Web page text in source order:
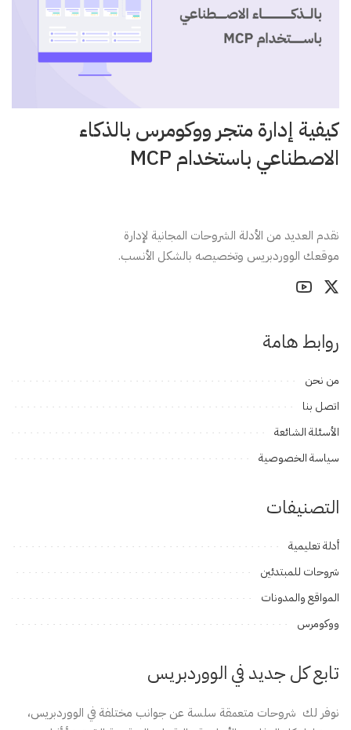
كيفية إدارة متجر ووكومرس بالذكاء
الاصطناعي باستخدام MCP
نقدم العديد من الأدلة الشروحات المجانية لإدارة
موقعك الووردبريس وتخصيصه بالشكل الأنسب.
روابط هامة
من نحن
اتصل بنا
الأسئلة الشائعة
سياسة الخصوصية
التصنيفات
أدلة تعليمية
شروحات للمبتدئين
المواقع والمدونات
ووكومرس
تابع كل جديد في الووردبريس
نوفر لك شروحات متعمقة سلسة عن جوانب مختلفة في الووردبريس،